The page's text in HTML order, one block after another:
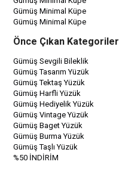
Gümüş Minimal Küpe
Gümüş Minimal Küpe
Önce Çıkan Kategoriler
Gümüş Sevgili Bileklik
Gümüş Tasarım Yüzük
Gümüş Tektaş Yüzük
Gümüş Harfli Yüzük
Gümüş Hediyelik Yüzük
Gümüş Vintage Yüzük
Gümüş Baget Yüzük
Gümüş Burma Yüzük
Gümüş Taşlı Yüzük
%50 İNDİRİM